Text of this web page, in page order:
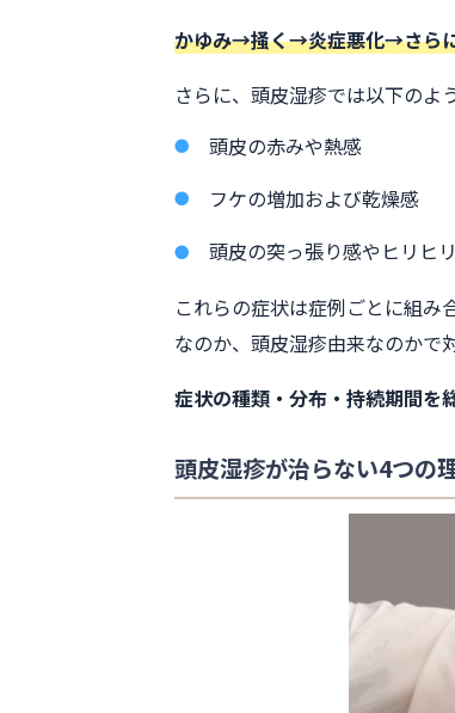
かゆみ→掻く→炎症悪化→さら
さらに、頭皮湿疹では以下のよ
頭皮の赤みや熱感
フケの増加および乾燥感
頭皮の突っ張り感やヒリヒ
これらの症状は症例ごとに組
なのか、頭皮湿疹由来なのかで
症状の種類・分布・持続期間を
頭皮湿疹が治らない4つの